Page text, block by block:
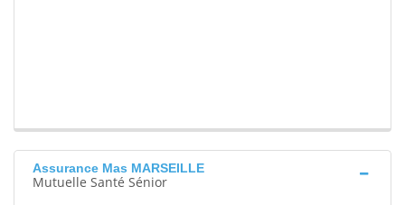
Assurance Mas MARSEILLE
Mutuelle Santé Sénior